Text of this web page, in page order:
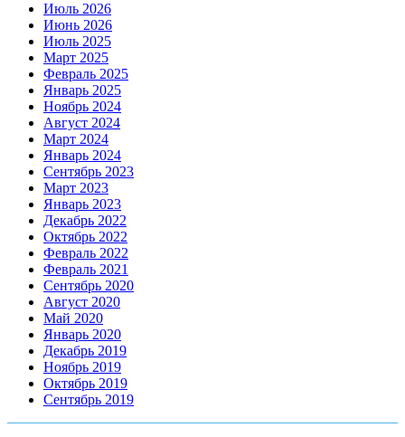
Июль 2026
Июнь 2026
Июль 2025
Март 2025
Февраль 2025
Январь 2025
Ноябрь 2024
Август 2024
Март 2024
Январь 2024
Сентябрь 2023
Март 2023
Январь 2023
Декабрь 2022
Октябрь 2022
Февраль 2022
Февраль 2021
Сентябрь 2020
Август 2020
Май 2020
Январь 2020
Декабрь 2019
Ноябрь 2019
Октябрь 2019
Сентябрь 2019